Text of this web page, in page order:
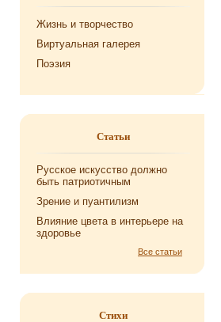
Жизнь и творчество
Виртуальная галерея
Поэзия
Статьи
Русское искусство должно
быть патриотичным
Зрение и пуантилизм
Влияние цвета в интерьере на
здоровье
Все статьи
Стихи